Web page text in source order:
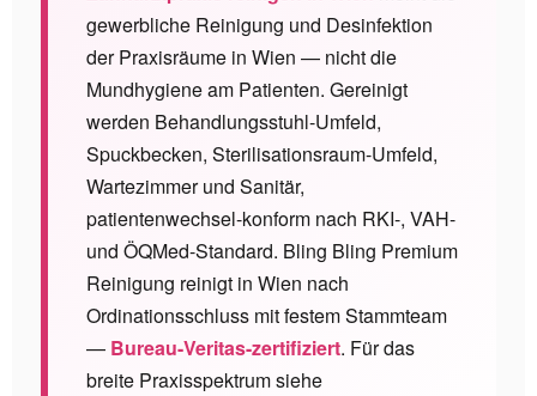
gewerbliche Reinigung und Desinfektion
der Praxisräume in Wien — nicht die
Mundhygiene am Patienten. Gereinigt
werden Behandlungsstuhl-Umfeld,
Spuckbecken, Sterilisationsraum-Umfeld,
Wartezimmer und Sanitär,
patientenwechsel-konform nach RKI-, VAH-
und ÖQMed-Standard. Bling Bling Premium
Reinigung reinigt in Wien nach
Ordinationsschluss mit festem Stammteam
— Bureau-Veritas-zertifiziert. Für das
breite Praxisspektrum siehe